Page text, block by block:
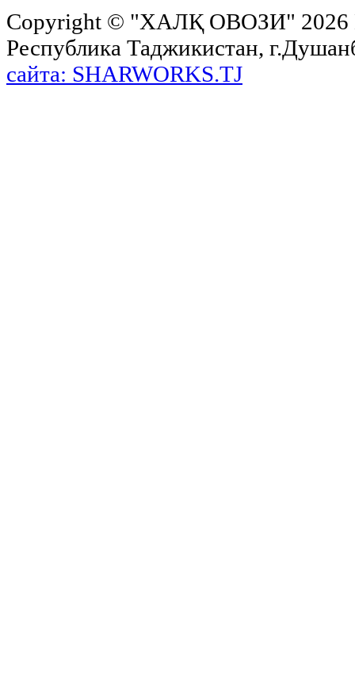
Copyright © "ХАЛҚ ОВОЗИ"
Республика Таджикистан,
сайта: SHARWORKS.TJ